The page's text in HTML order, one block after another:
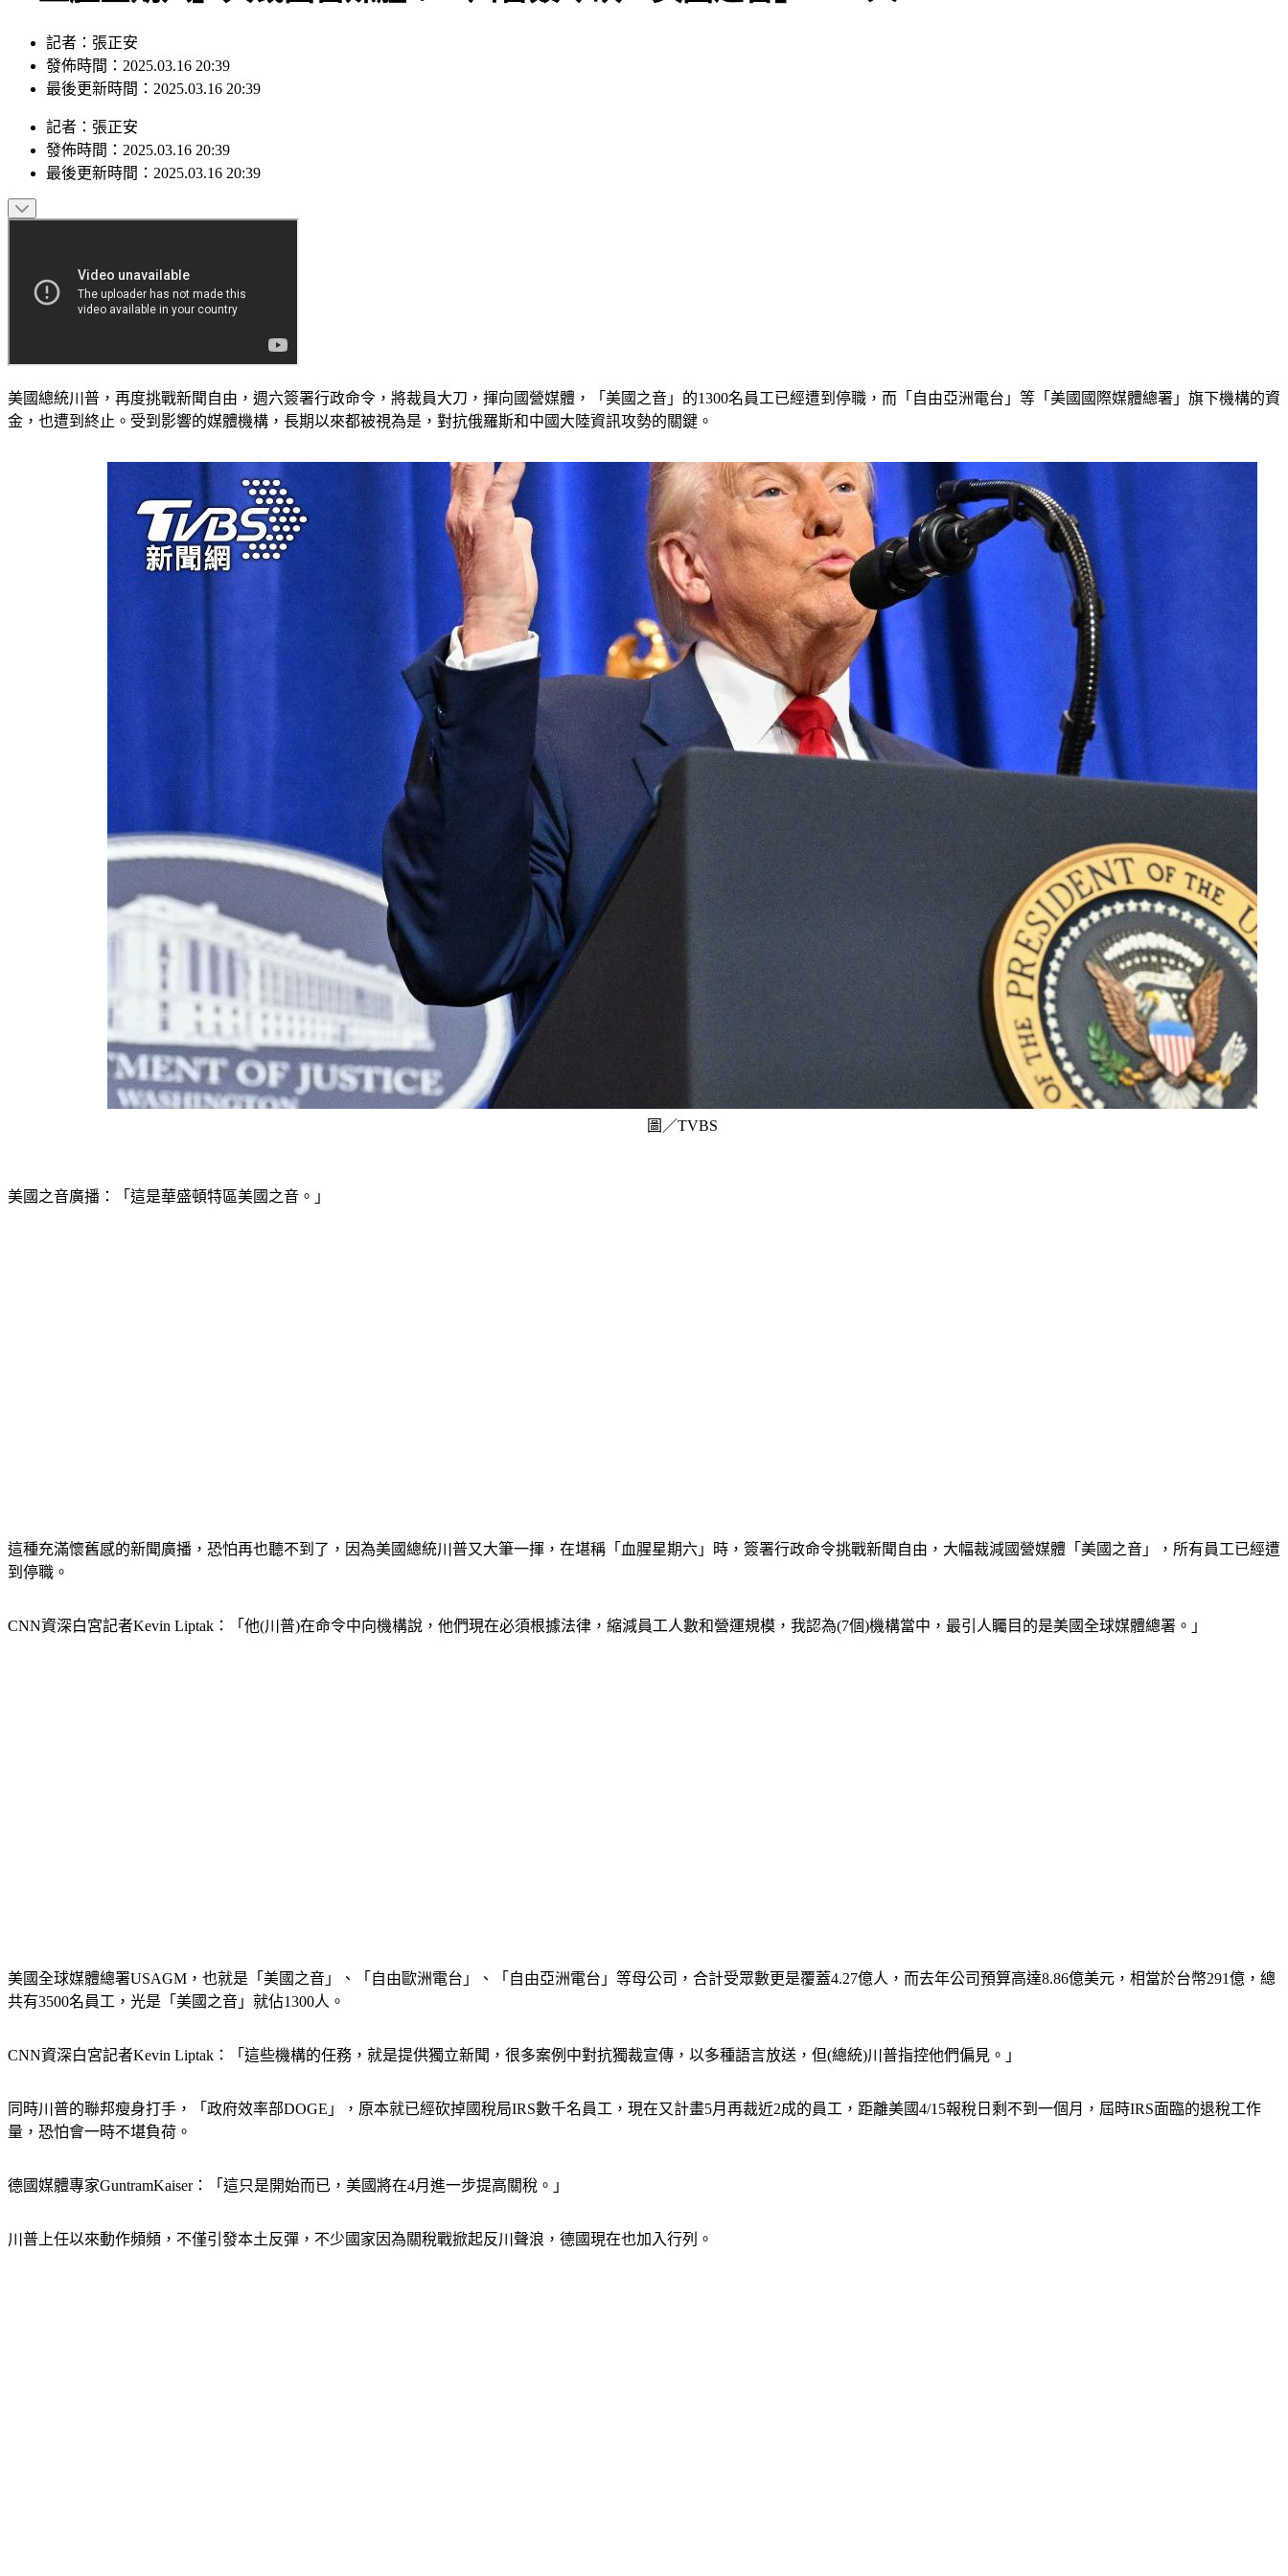
記者：張正安
發佈時間：2025.03.16 20:39
最後更新時間：2025.03.16 20:39
記者 ： 張正安
發佈時間： 2025.03.16 20:39
最後更新時間： 2025.03.16 20:39
美國總統川普，再度挑戰新聞自由，週六簽署行政命令，將裁員大刀，揮向國營媒體，「美國之音」的1300名員工已經遭到停職，而「自由亞洲電台」等「美國國際媒體總署」旗下機構的資
金，也遭到終止。受到影響的媒體機構，長期以來都被視為是，對抗俄羅斯和中國大陸資訊攻勢的關鍵。
圖／TVBS
美國之音廣播：「這是華盛頓特區美國之音。」
這種充滿懷舊感的新聞廣播，恐怕再也聽不到了，因為美國總統川普又大筆一揮，在堪稱「血腥星期六」時，簽署行政命令挑戰新聞自由，大幅裁減國營媒體「美國之音」，所有員工已經遭
到停職。
CNN資深白宮記者Kevin Liptak：「他(川普)在命令中向機構說，他們現在必須根據法律，縮減員工人數和營運規模，我認為(7個)機構當中，最引人矚目的是美國全球媒體總署。」
美國全球媒體總署USAGM，也就是「美國之音」、「自由歐洲電台」、「自由亞洲電台」等母公司，合計受眾數更是覆蓋4.27億人，而去年公司預算高達8.86億美元，相當於台幣291億，總
共有3500名員工，光是「美國之音」就佔1300人。
CNN資深白宮記者Kevin Liptak：「這些機構的任務，就是提供獨立新聞，很多案例中對抗獨裁宣傳，以多種語言放送，但(總統)川普指控他們偏見。」
同時川普的聯邦瘦身打手，「政府效率部DOGE」，原本就已經砍掉國稅局IRS數千名員工，現在又計畫5月再裁近2成的員工，距離美國4/15報稅日剩不到一個月，屆時IRS面臨的退稅工作
量，恐怕會一時不堪負荷。
德國媒體專家GuntramKaiser：「這只是開始而已，美國將在4月進一步提高關稅。」
川普上任以來動作頻頻，不僅引發本土反彈，不少國家因為關稅戰掀起反川聲浪，德國現在也加入行列。